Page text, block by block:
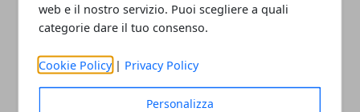
web e il nostro servizio. Puoi scegliere a quali
categorie dare il tuo consenso.
Cookie Policy | Privacy Policy
Personalizza
ARTICOLI CORRELATI